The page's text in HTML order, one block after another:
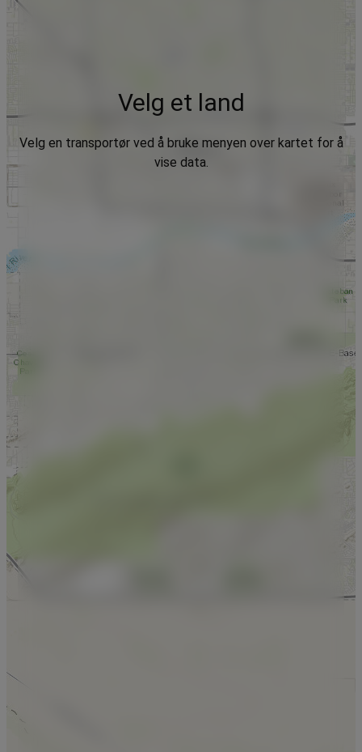
Velg et land
Velg en transportør ved å bruke menyen over kartet for å
vise data.